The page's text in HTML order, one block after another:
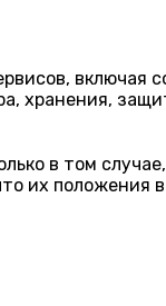
включая
хранения,
в том
их положения